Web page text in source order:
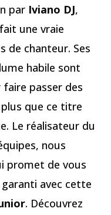
par Iviano DJ,
fait une vraie
de chanteur. Ses
habile sont
passer des
que ce titre
Le réalisateur du
nous
promet de vous
avec cette
. Découvrez